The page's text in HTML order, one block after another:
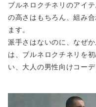
ブルネロクチネリのアイ
の高さはもちろん、組み
ます。
派手さはないのに、なぜ
は、ブルネロクチネリを
い、大人の男性向けコー